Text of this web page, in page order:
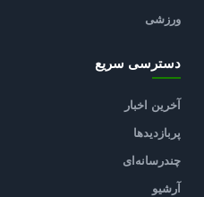
ورزشی
دسترسی سریع
آخرین اخبار
پربازدیدها
چندرسانه‌ای
آرشیو